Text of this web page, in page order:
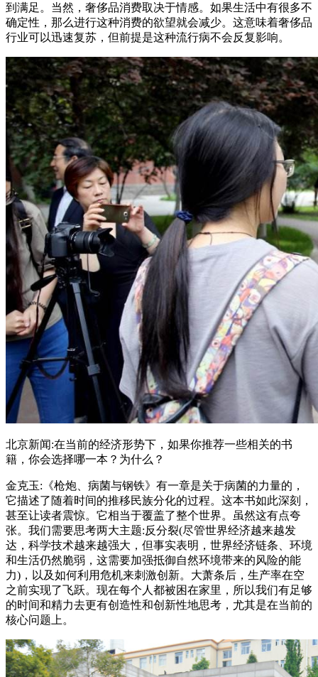
到满足。当然，奢侈品消费取决于情感。如果生活中有很多不
确定性，那么进行这种消费的欲望就会减少。这意味着奢侈品
行业可以迅速复苏，但前提是这种流行病不会反复影响。
北京新闻:在当前的经济形势下，如果你推荐一些相关的书
籍，你会选择哪一本？为什么？
金克玉:《枪炮、病菌与钢铁》有一章是关于病菌的力量的，
它描述了随着时间的推移民族分化的过程。这本书如此深刻，
甚至让读者震惊。它相当于覆盖了整个世界。虽然这有点夸
张。我们需要思考两大主题:反分裂(尽管世界经济越来越发
达，科学技术越来越强大，但事实表明，世界经济链条、环境
和生活仍然脆弱，这需要加强抵御自然环境带来的风险的能
力)，以及如何利用危机来刺激创新。大萧条后，生产率在空
之前实现了飞跃。现在每个人都被困在家里，所以我们有足够
的时间和精力去更有创造性和创新性地思考，尤其是在当前的
核心问题上。